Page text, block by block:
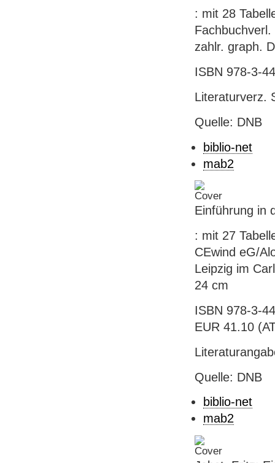
: mit 28
zahlr. graph.
ISBN 978-3-
Literaturverz.
Quelle: DNB
biblio-net
mab2
Einführung in
: mit 27
CEwind eG/
Leipzig im
24 cm
ISBN 978-3-
EUR 41.10
Quelle: DNB
biblio-net
mab2